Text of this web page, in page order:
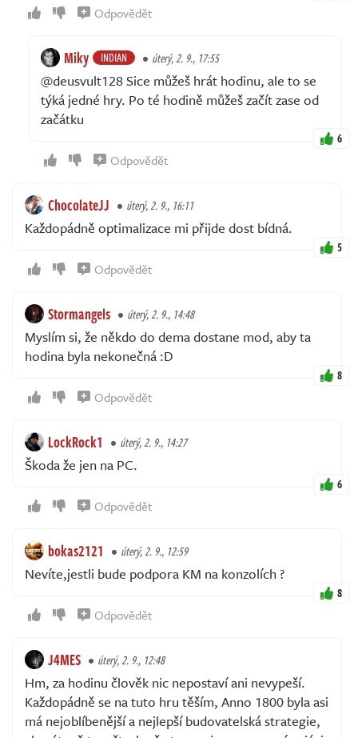
Odpovědět
Miky INDIAN úterý, 2. 9., 17:55
@deusvult128 Sice můžeš hrát hodinu, ale to se
týká jedné hry. Po té hodině můžeš začít zase od
začátku
6
Odpovědět
ChocolateJJ úterý, 2. 9., 16:11
Každopádně optimalizace mi přijde dost bídná.
5
Odpovědět
Stormangels úterý, 2. 9., 14:48
Myslím si, že někdo do dema dostane mod, aby ta
hodina byla nekonečná :D
8
Odpovědět
LockRock1 úterý, 2. 9., 14:27
Škoda že jen na PC.
6
Odpovědět
bokas2121 úterý, 2. 9., 12:59
Nevíte,jestli bude podpora KM na konzolích ?
8
Odpovědět
J4MES úterý, 2. 9., 12:48
Hm, za hodinu člověk nic nepostaví ani nevypeší.
Každopádně se na tuto hru těším, Anno 1800 byla asi
má nejoblíbenější a nejlepší budovatelská strategie,